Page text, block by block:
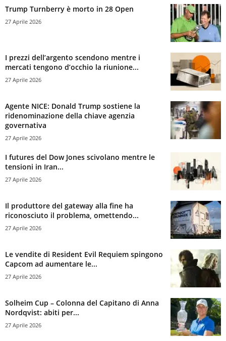
Trump Turnberry è morto in 28 Open
27 Aprile 2026
I prezzi dell’argento scendono mentre i
mercati tengono d’occhio la riunione...
27 Aprile 2026
Agente NICE: Donald Trump sostiene la
ridenominazione della chiave agenzia
governativa
27 Aprile 2026
I futures del Dow Jones scivolano mentre le
tensioni in Iran...
27 Aprile 2026
Il produttore del gateway alla fine ha
riconosciuto il problema, omettendo...
27 Aprile 2026
Le vendite di Resident Evil Requiem spingono
Capcom ad aumentare le...
27 Aprile 2026
Solheim Cup – Colonna del Capitano di Anna
Nordqvist: abiti per...
27 Aprile 2026